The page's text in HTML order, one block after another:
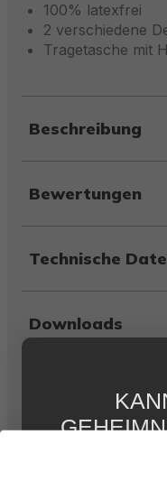
100% latexfrei
2 verschiedene
Tragetasche mit
Beschreibung
Bewertungen
Technische
Downloads
Warnhinweise